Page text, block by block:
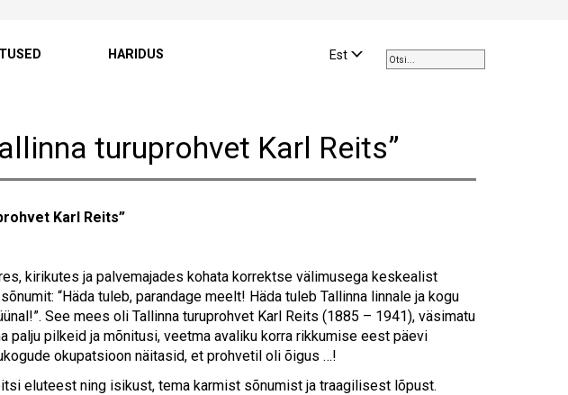
the
up
a
to
the
Est
HARIDUS
turuprohvet Karl Reits”
Karl Reits”
kirikutes ja palvemajades kohata korrektse välimusega keskealist
“Häda tuleb, parandage meelt! Häda tuleb Tallinna linnale ja kogu
See mees oli Tallinna turuprohvet Karl Reits (1885 – 1941), väsimatu
palju pilkeid ja mõnitusi, veetma avaliku korra rikkumise eest päevi
okupatsioon näitasid, et prohvetil oli õigus …!
eluteest ning isikust, tema karmist sõnumist ja traagilisest lõpust.